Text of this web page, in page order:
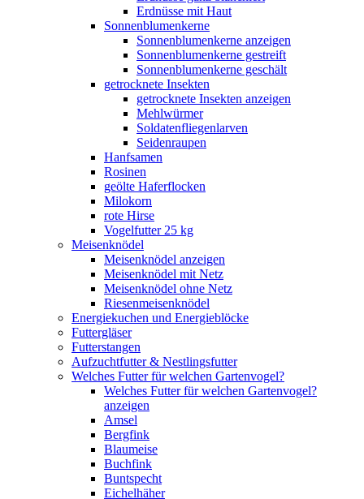
Erdnüsse mit Haut
Sonnenblumenkerne
Sonnenblumenkerne anzeigen
Sonnenblumenkerne gestreift
Sonnenblumenkerne geschält
getrocknete Insekten
getrocknete Insekten anzeigen
Mehlwürmer
Soldatenfliegenlarven
Seidenraupen
Hanfsamen
Rosinen
geölte Haferflocken
Milokorn
rote Hirse
Vogelfutter 25 kg
Meisenknödel
Meisenknödel anzeigen
Meisenknödel mit Netz
Meisenknödel ohne Netz
Riesenmeisenknödel
Energiekuchen und Energieblöcke
Futtergläser
Futterstangen
Aufzuchtfutter & Nestlingsfutter
Welches Futter für welchen Gartenvogel?
Welches Futter für welchen Gartenvogel?
anzeigen
Amsel
Bergfink
Blaumeise
Buchfink
Buntspecht
Eichelhäher